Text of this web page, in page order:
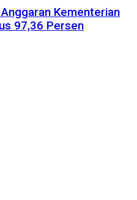
Kementerian
97,36 Persen